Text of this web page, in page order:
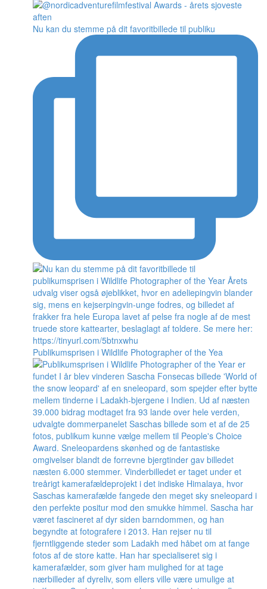
Nu kan du stemme på dit favoritbillede til publiku
Publikumsprisen i Wildlife Photographer of the Yea